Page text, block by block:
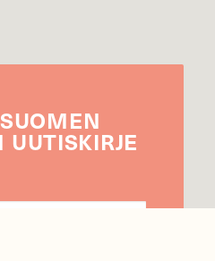
SUOMEN
UUTIS­KIRJE